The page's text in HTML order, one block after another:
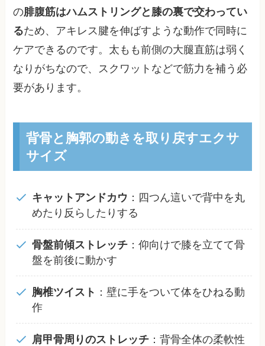
の腓腹筋はハムストリングと膝の裏で交わってい
るため、アキレス腱を伸ばすような動作で同時に
ケアできるのです。太もも前側の大腿直筋は弱く
なりがちなので、スクワットなどで筋力を補う必
要があります。
背骨と胸郭の動きを取り戻すエクサ
サイズ
キャットアンドカウ ：四つん這いで背中を丸
めたり反らしたりする
骨盤前傾ストレッチ：仰向けで膝を立てて骨
盤を前後に動かす
胸椎ツイスト ：壁に手をついて体をひねる動
作
肩甲骨周りのストレッチ：背骨全体の柔軟性